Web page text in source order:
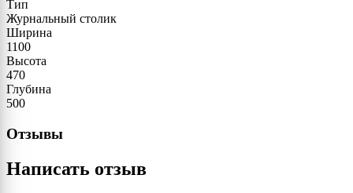
Тип
Журнальный столик
Ширина
1100
Высота
470
Глубина
500
Отзывы
Написать отзыв